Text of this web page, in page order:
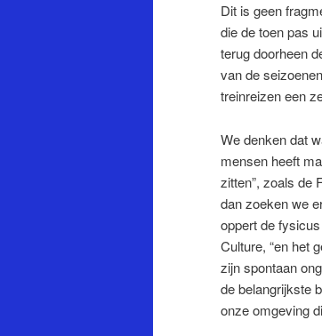
Dit is geen
die de toen pas
terug doorheen
van de
treinreizen een
We denken dat
mensen heeft
zitten”, zoals de
dan zoeken we
oppert de
Culture, “en het
zijn spontaan
de belangrijkste
onze omgeving